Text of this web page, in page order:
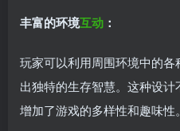
丰富的环境互动 ：
玩家可以利用周围环境中的
出独特的生存智慧。这种设计
增加了游戏的多样性和趣味性。